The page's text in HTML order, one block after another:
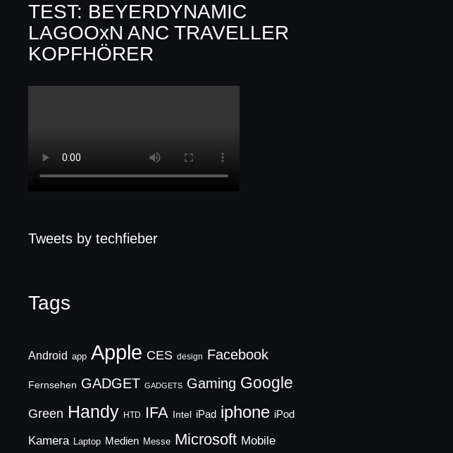
TEST: BEYERDYNAMIC
LAGOOxN ANC TRAVELLER
KOPFHÖRER
Tweets by techfieber
Tags
Android app Apple CES design Facebook
Fernsehen GADGET GADGETS Gaming Google
Green Handy HTD IFA Intel iPad iphone iPod
Kamera Laptop Medien Messe Microsoft Mobile